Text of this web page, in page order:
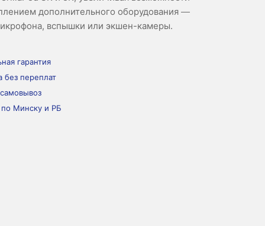
дополнительного оборудования —
вспышки или экшен-камеры.
гарантия
без переплат
по Минску и РБ